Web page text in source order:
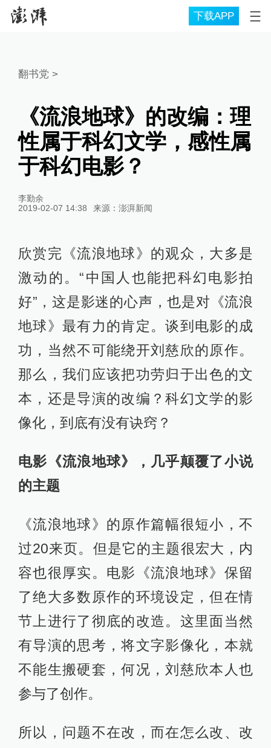
下载APP
翻书党 >
《流浪地球》的改编：理
性属于科幻文学，感性属
于科幻电影？
李勤余
2019-02-07 14:38
来源： 澎湃新闻
欣赏完《流浪地球》的观众，大多是
激动的。“中国人也能把科幻电影拍
好”，这是影迷的心声，也是对《流浪
地球》最有力的肯定。谈到电影的成
功，当然不可能绕开刘慈欣的原作。
那么，我们应该把功劳归于出色的文
本，还是导演的改编？科幻文学的影
像化，到底有没有诀窍？
电影《流浪地球》，几乎颠覆了小说
的主题
《流浪地球》的原作篇幅很短小，不
过20来页。但是它的主题很宏大，内
容也很厚实。电影《流浪地球》保留
了绝大多数原作的环境设定，但在情
节上进行了彻底的改造。这里面当然
有导演的思考，将文字影像化，本就
不能生搬硬套，何况，刘慈欣本人也
参与了创作。
所以，问题不在改，而在怎么改、改